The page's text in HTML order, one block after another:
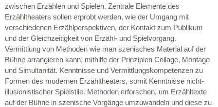
zwischen Erzählen und Spielen. Zentrale Elemente des
Erzähltheaters sollen erprobt werden, wie der Umgang mit
verschiedenen Erzählperspektiven, der Kontakt zum Publikum
und der Gleichzeitigkeit von Erzähl- und Spielvorgang.
Vermittlung von Methoden wie man szenisches Material auf der
Bühne arrangieren kann, mithilfe der Prinzipien Collage, Montage
und Simultanität. Kenntnisse und Vermittlungskompetenzen zu
Formen des modernen Erzähltheaters, somit Kenntnisse nicht-
illusionistischer Spielstile. Methoden erforschen, um Erzähltexte
auf der Bühne in szenische Vorgänge umzuwandeln und diese zu